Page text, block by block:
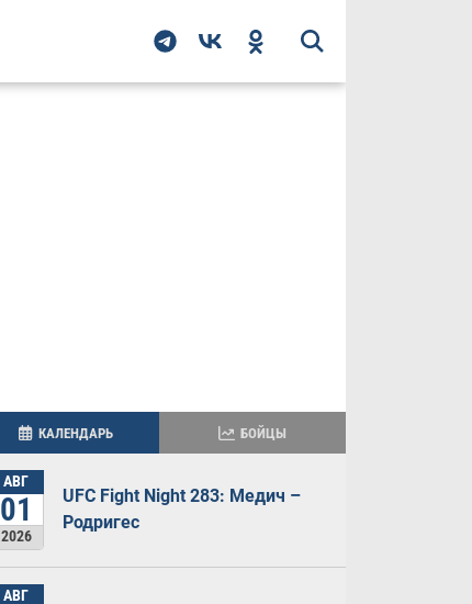
КАЛЕНДАРЬ БОЙЦЫ
АВГ
01
2026
UFC Fight Night 283: Медич –
Родригес
АВГ